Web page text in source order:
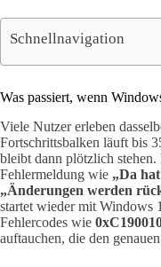
Schnellnavigation
Was passiert, wenn
Viele Nutzer erleben
Fortschrittsbalken läuft bis
bleibt dann plötzlich stehen.
Fehlermeldung wie „Da
„Änderungen werden
startet wieder mit Windows
Fehlercodes wie
auftauchen, die den